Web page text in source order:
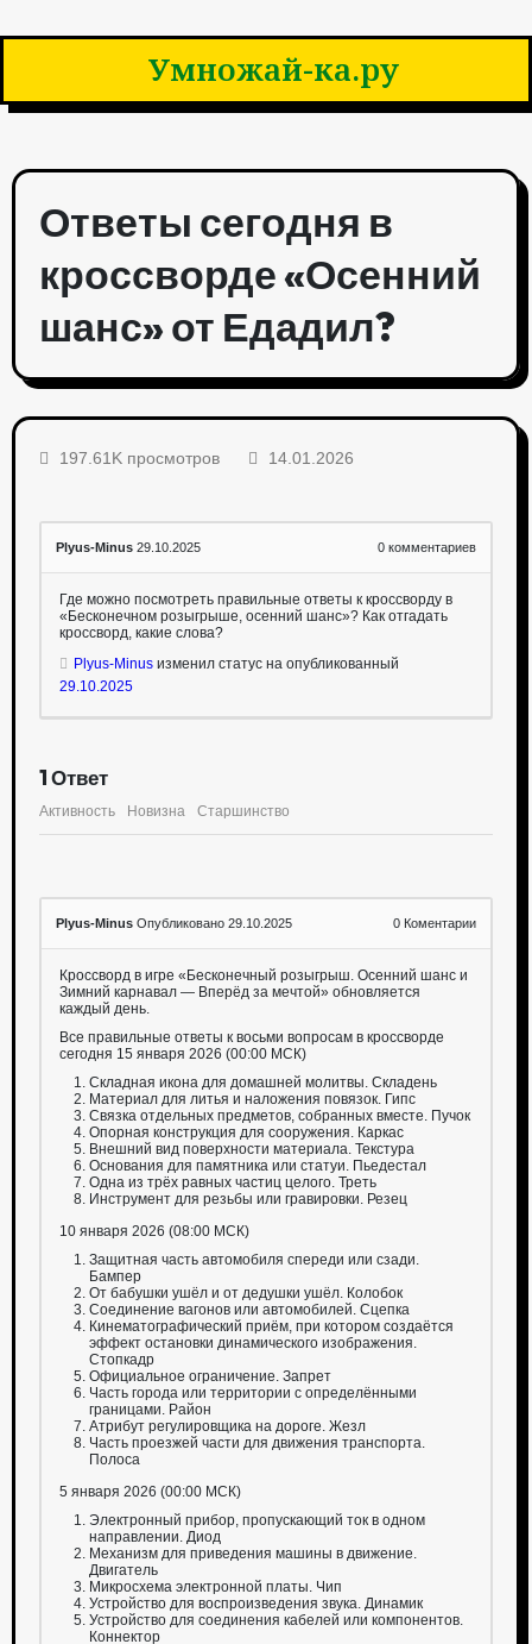
Умножай-ка.ру
Ответы сегодня в
кроссворде «Осенний
шанс» от Едадил?
197.61K просмотров 14.01.2026
Plyus-Minus 29.10.2025 0 комментариев
Где можно посмотреть правильные ответы к кроссворду в
«Бесконечном розыгрыше, осенний шанс»? Как отгадать
кроссворд, какие слова?
Plyus-Minusизменил статус на опубликованный
29.10.2025
1Ответ
Активность Новизна Старшинство
Plyus-Minus Опубликовано 29.10.2025 0 Коментарии
Кроссворд в игре «Бесконечный розыгрыш. Осенний шанс и
Зимний карнавал — Вперёд за мечтой» обновляется
каждый день.
Все правильные ответы к восьми вопросам в кроссворде
сегодня 15 января 2026 (00:00 МСК)
Складная икона для домашней молитвы. Складень
Материал для литья и наложения повязок. Гипс
Связка отдельных предметов, собранных вместе. Пучок
Опорная конструкция для сооружения. Каркас
Внешний вид поверхности материала. Текстура
Основания для памятника или статуи. Пьедестал
Одна из трёх равных частиц целого. Треть
Инструмент для резьбы или гравировки. Резец
10 января 2026 (08:00 МСК)
Защитная часть автомобиля спереди или сзади.
Бампер
От бабушки ушёл и от дедушки ушёл. Колобок
Соединение вагонов или автомобилей. Сцепка
Кинематографический приём, при котором создаётся
эффект остановки динамического изображения.
Стопкадр
Официальное ограничение. Запрет
Часть города или территории с определёнными
границами. Район
Атрибут регулировщика на дороге. Жезл
Часть проезжей части для движения транспорта.
Полоса
5 января 2026 (00:00 МСК)
Электронный прибор, пропускающий ток в одном
направлении. Диод
Механизм для приведения машины в движение.
Двигатель
Микросхема электронной платы. Чип
Устройство для воспроизведения звука. Динамик
Устройство для соединения кабелей или компонентов.
Коннектор